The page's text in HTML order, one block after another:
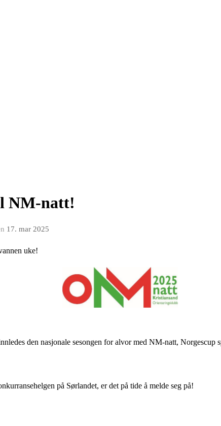
NM-natt!
17. mar 2025
uke!
den nasjonale sesongen for alvor med NM-natt, Norgescup
på Sørlandet, er det på tide å melde seg på!